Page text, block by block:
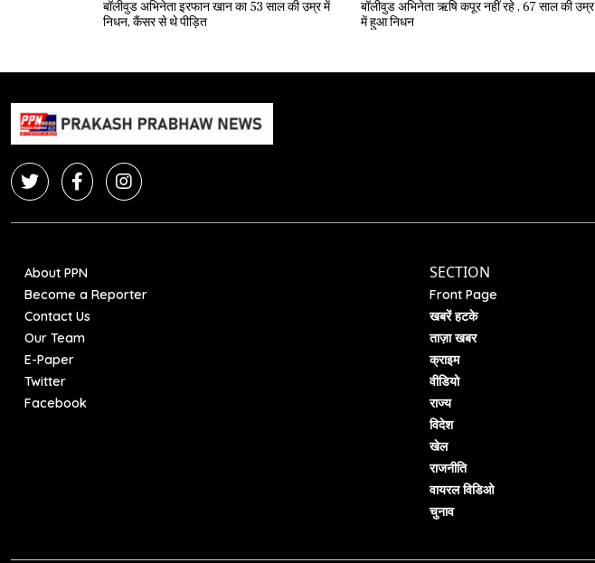
बॉलीवुड अभिनेता इरफान खान का 53 साल की उम्र में
निधन, कैंसर से थे पीड़ित
बॉलीवुड अभिनेता ऋषि कपूर नहीं रहे , 67 साल की उम्र
में हुआ निधन
About PPN
Become a Reporter
Contact Us
Our Team
E-Paper
Twitter
Facebook
SECTION
Front Page
खबरें हटके
ताज़ा खबर
क्राइम
वीडियो
राज्य
विदेश
खेल
राजनीति
वायरल विडिओ
चुनाव